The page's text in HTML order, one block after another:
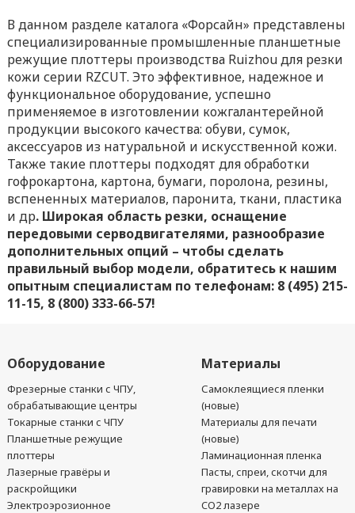
В данном разделе каталога «Форсайн» представлены
специализированные промышленные планшетные
режущие плоттеры производства Ruizhou для резки
кожи серии RZCUT. Это эффективное, надежное и
функциональное оборудование, успешно
применяемое в изготовлении кожгалантерейной
продукции высокого качества: обуви, сумок,
аксессуаров из натуральной и искусственной кожи.
Также такие плоттеры подходят для обработки
гофрокартона, картона, бумаги, поролона, резины,
вспененных материалов, паронита, ткани, пластика
и др. Широкая область резки, оснащение
передовыми серводвигателями, разнообразие
дополнительных опций – чтобы сделать
правильный выбор модели, обратитесь к нашим
опытным специалистам по телефонам: 8 (495) 215-
11-15, 8 (800) 333-66-57!
Оборудование
Фрезерные станки с ЧПУ,
обрабатывающие центры
Токарные станки с ЧПУ
Планшетные режущие
плоттеры
Лазерные гравёры и
раскройщики
Электроэрозионное
Материалы
Самоклеящиеся пленки
(новые)
Материалы для печати
(новые)
Ламинационная пленка
Пасты, спреи, скотчи для
гравировки на металлах на
CO2 лазере